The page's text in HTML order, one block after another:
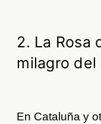
2. La Rosa
milagro del
En Cataluña y